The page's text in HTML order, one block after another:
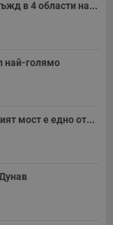
в 4 области на...
най-голямо
мост е едно от...